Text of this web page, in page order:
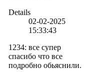
Details
02-02-2025
15:33:43
1234: все супер
спасибо что все
подробно обьяснили.